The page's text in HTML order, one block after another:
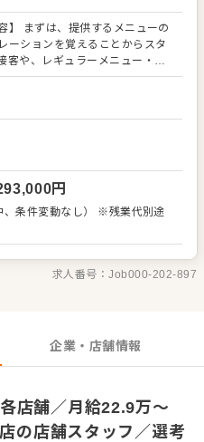
】 まずは、提供するメニューの
ーションを覚えることからスタ
客や、レギュラーメニュー・限
関わりますので、店舗業務全般
につけられます。 よりよいお店
般 ・ドリンク作り、提供 ・予約
ら盛り付けまでの調理業務 ・食
ルバイトスタッフの教育 など
業務からお任せしますので、
きましょう。先輩スタッフがあ
すので、経験が浅い方も安心し
円
条件変動なし） ※残業代別途
求人番号：Job000-202-897
企業・店舗情報
店舗／月給22.9万～
の店舗スタッフ／選考